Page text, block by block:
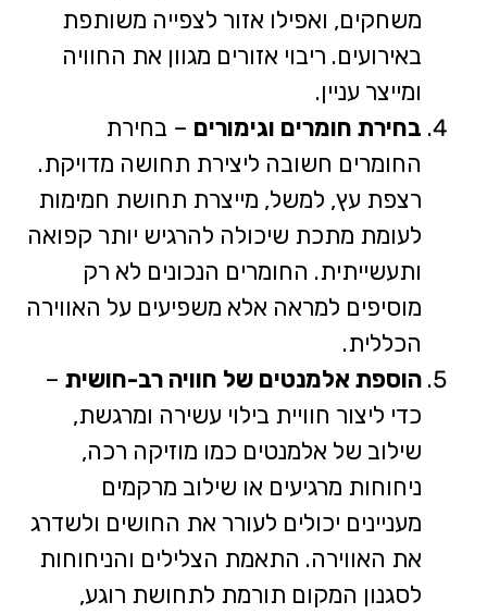
משחקים, ואפילו אזור לצפייה משותפת
באירועים. ריבוי אזורים מגוון את החוויה
ומייצר עניין.
בחירת חומרים וגימורים – בחירת
החומרים חשובה ליצירת תחושה מדויקת.
רצפת עץ, למשל, מייצרת תחושת חמימות
לעומת מתכת שיכולה להרגיש יותר קפואה
ותעשייתית. החומרים הנכונים לא רק
מוסיפים למראה אלא משפיעים על האווירה
הכללית.
הוספת אלמנטים של חוויה רב-חושית –
כדי ליצור חוויית בילוי עשירה ומרגשת,
שילוב של אלמנטים כמו מוזיקה רכה,
ניחוחות מרגיעים או שילוב מרקמים
מעניינים יכולים לעורר את החושים ולשדרג
את האווירה. התאמת הצלילים והניחוחות
לסגנון המקום תורמת לתחושת רוגע,